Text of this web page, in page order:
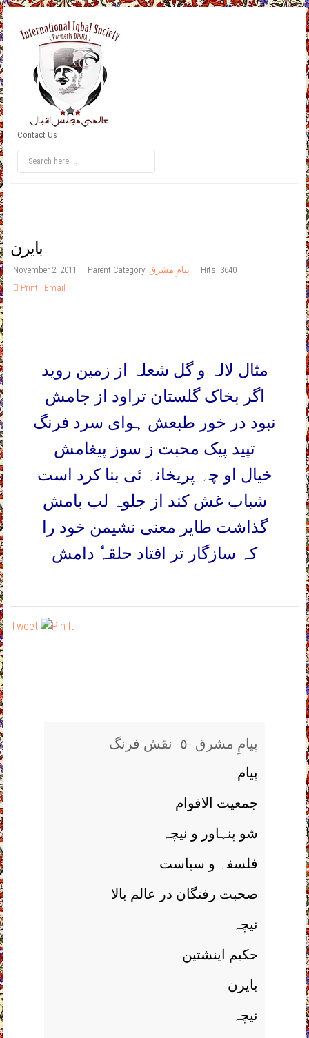
Contact Us
بایرن
November 2, 2011 Parent Category: پیامِ مشرق
Hits: 3640
Print , Email
مثال لالہ و گل شعلہ از زمین روید
اگر بخاک گلستان تراود از جامش
نبود در خور طبعش ہوای سرد فرنگ
تپید پیک محبت ز سوز پیغامش
خیال او چہ پریخانہ ئی بنا کرد است
شباب غش کند از جلوہ لب بامش
گذاشت طایر معنی نشیمن خود را
کہ سازگار تر افتاد حلقہ دامش
Tweet
پیامِ مشرق -٥- نقش فرنگ
پیام
جمعیت الاقوام
شو پنہاور و نیچہ
فلسفہ و سیاست
صحبت رفتگان در عالم بالا
نیچہ
حکیم اینشتین
بایرن
نیچہ